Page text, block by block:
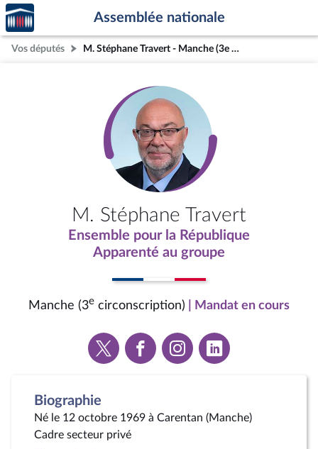
Aller au contenu
Aller en bas de la page
Accèder
à la
page
d'accueil
Assemblée nationale
Vos députés M. Stéphane Travert - Manche (3e circonscription)
M. Stéphane Travert
Ensemble pour la République
Apparenté au groupe
Manche (3e circonscription) | Mandat en cours
Voir
la
Voir
la
Voir
la
Voir
la
Biographie
Né le 12 octobre 1969 à Carentan (Manche)
Cadre secteur privé